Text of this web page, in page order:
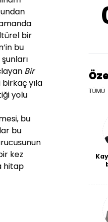
bir
bu
Bir
birkaç yıla
yolu
bu
bu
kez
hitap
TÜMÜ